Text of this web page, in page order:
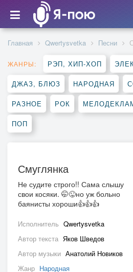
Главная Qwertysvetka Песни
ЖАНРЫ: РЭП, ХИП-ХОП
ДЖАЗ, БЛЮЗ НАРОДНАЯ
РАЗНОЕ РОК
ПОП
Смуглянка
Не судите строго!! Сама слышу
свои косяки. 🤭😜но уж больно
баянисты хороши👍👍👍
Исполнитель Qwertysvetka
Автор текста Яков Шведов
Автор музыки Анатолий Новиков
Жанр Народная